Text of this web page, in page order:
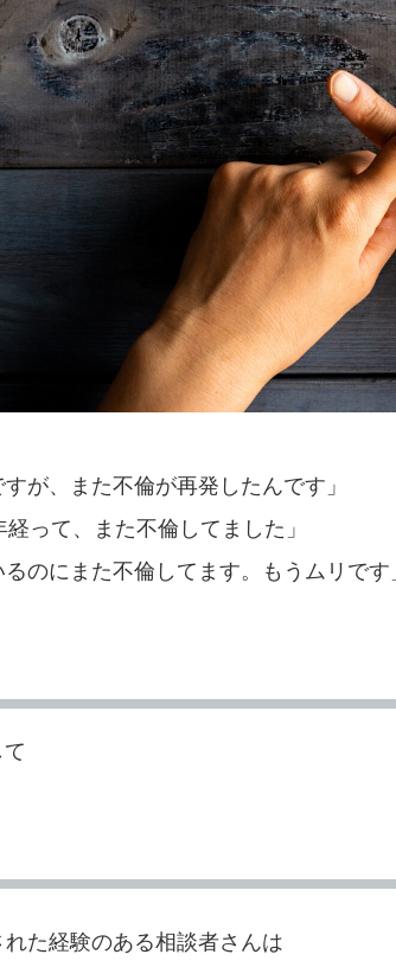
すが、また不倫が再発したんです」
経って、また不倫してました」
るのにまた不倫してます。もうムリです
た経験のある相談者さんは